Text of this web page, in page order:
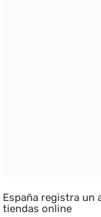
España registra un
tiendas online